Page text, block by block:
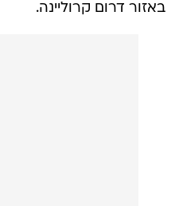
באזור דרום קרוליינה.